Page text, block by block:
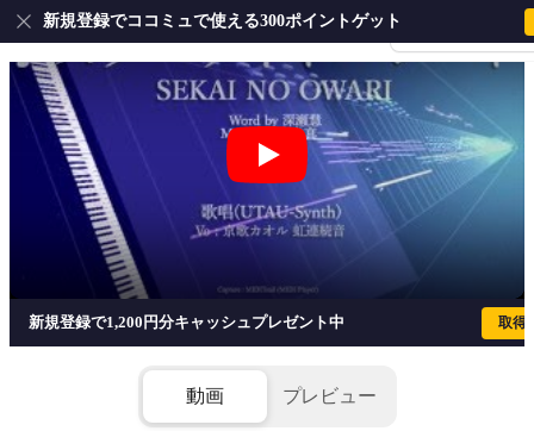
会員登録・ログイ
新規登録でココミュで使える300ポイントゲット
スターライトパレード (Dr./ドラム譜)
新規登録で1,200円分キャッシュプレゼント中 取得
動画 プレビュー